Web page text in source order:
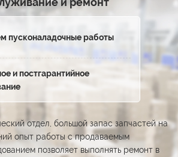
пуско­наладочные работы
и постга­рантийное
отдел, большой запас запчастей на
опыт работы с продаваемым
позволяет выполнять ремонт в